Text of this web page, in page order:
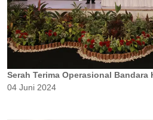
Serah Terima Operasional Bandara
04 Juni 2024